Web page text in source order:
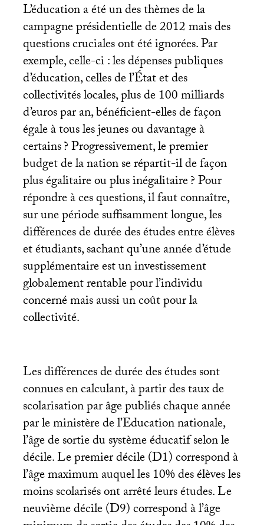
L’éducation a été un des thèmes de la
campagne présidentielle de 2012 mais des
questions cruciales ont été ignorées. Par
exemple, celle-ci : les dépenses publiques
d’éducation, celles de l’État et des
collectivités locales, plus de 100 milliards
d’euros par an, bénéficient-elles de façon
égale à tous les jeunes ou davantage à
certains? Progressivement, le premier
budget de la nation se répartit-il de façon
plus égalitaire ou plus inégalitaire? Pour
répondre à ces questions, il faut connaître,
sur une période suffisamment longue, les
différences de durée des études entre élèves
et étudiants, sachant qu’une année d’étude
supplémentaire est un investissement
globalement rentable pour l’individu
concerné mais aussi un coût pour la
collectivité.
Les différences de durée des études sont
connues en calculant, à partir des taux de
scolarisation par âge publiés chaque année
par le ministère de l’Education nationale,
l’âge de sortie du système éducatif selon le
décile. Le premier décile (D1) correspond à
l’âge maximum auquel les 10% des élèves les
moins scolarisés ont arrêté leurs études. Le
neuvième décile (D9) correspond à l’âge